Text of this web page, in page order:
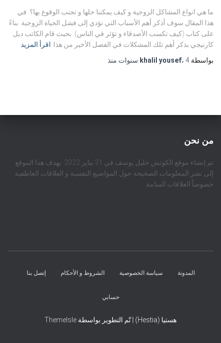
ما هي انواع المشاكل الزوجية و كيف يمكننا حلها و تجنب الوقوع بها؟. في
هذا المقال سوف أذكر أهم الأسباب التي تؤدي إلى فشل الحياة الزوجية. بناءً
على كتاب (كيف تكسب الأصدقاء و تؤثر في الناس). بحيث قام الكاتب ديل
كارنيجي بذكر أهم تلك المشكلات في الفصل الأخير من هذا اقرأ المزيد
بواسطة
khalil yousef، 4 سنوات منذ
من نحن
تم إنشاء موقع الكوتش خليل يوسف في 31 يناير 2022. يهدف هذا الموقع
إلى نشر المعلومات الصحيحة حول المواضيع النفسية و العلاقات العاطفية
خصوصاً العلاقات السامة
المدونة سياسة الخصوصية الشروط و الأحكام إتصل بنا
حسابي
هستيا (Hestia) | تّم التطوير بواسطة ThemeIsle